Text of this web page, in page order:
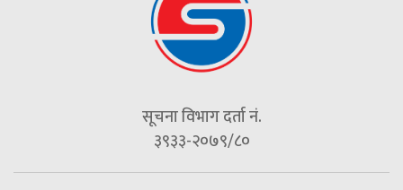
सूचना विभाग दर्ता नं.
३९३३-२०७९/८०